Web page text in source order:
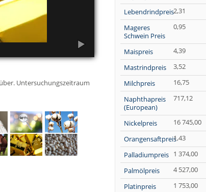
Lebendrindpreis2,31
Mageres
Schwein Preis
0,95
Maispreis
4,39
Mastrindpreis
3,52
Milchpreis
16,75
Naphthapreis
(European)
717,12
Nickelpreis
16 745,00
Orangensaftpreis1,43
Palladiumpreis 1 374,00
Palmölpreis
4 527,00
Platinpreis
1 753,00